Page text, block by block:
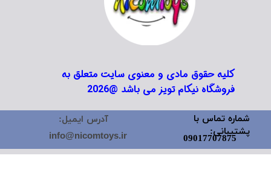
فروشگاه نیکام تویز می باشد @2026
شماره تماس با
پشتیبانی:
09017707875
آدرس ایمیل:
info@nicomtoys.ir